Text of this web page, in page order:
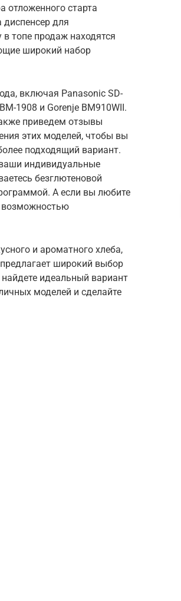
отложенного старта
диспенсер для
в топе продаж находятся
широкий набор
включая Panasonic SD-
1908 и Gorenje BM910WII.
приведем отзывы
этих моделей, чтобы вы
подходящий вариант.
индивидуальные
безглютеновой
А если вы любите
возможностью
и ароматного хлеба,
широкий выбор
идеальный вариант
моделей и сделайте